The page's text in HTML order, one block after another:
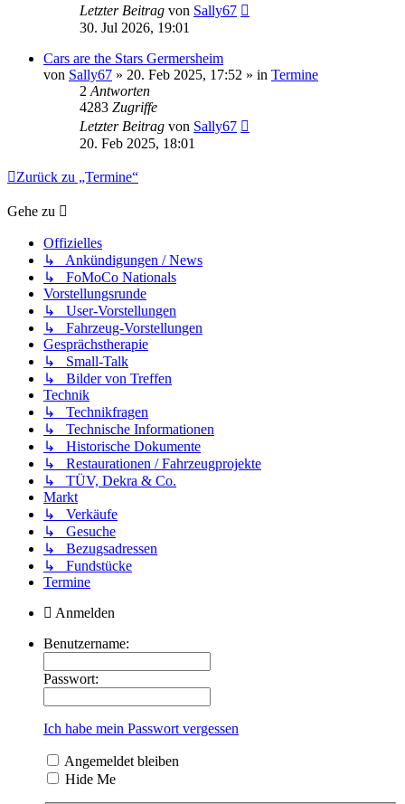
Letzter Beitrag von Sally67
30. Jul 2026, 19:01
Cars are the Stars Germersheim
von Sally67 » 20. Feb 2025, 17:52 » in Termine
2 Antworten
4283 Zugriffe
Letzter Beitrag von Sally67
20. Feb 2025, 18:01
Zurück zu „Termine“
Gehe zu
Offizielles
↳ Ankündigungen / News
↳ FoMoCo Nationals
Vorstellungsrunde
↳ User-Vorstellungen
↳ Fahrzeug-Vorstellungen
Gesprächstherapie
↳ Small-Talk
↳ Bilder von Treffen
Technik
↳ Technikfragen
↳ Technische Informationen
↳ Historische Dokumente
↳ Restaurationen / Fahrzeugprojekte
↳ TÜV, Dekra & Co.
Markt
↳ Verkäufe
↳ Gesuche
↳ Bezugsadressen
↳ Fundstücke
Termine
Anmelden
Benutzername:
Passwort:
Ich habe mein Passwort vergessen
Angemeldet bleiben
Hide Me